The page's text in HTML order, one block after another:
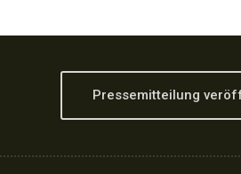
Pressemitteilung